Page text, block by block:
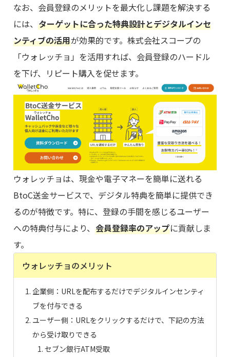
なお、会員登録のメリットを最大化し課題を解決する
には、ターゲットに合った特典設計とデジタルインセ
ンティブの活用が効果的です。株式会社スコープの
「ウォレッチョ」を活用すれば、会員登録のハードル
を下げ、リピート購入を促せます。
ウォレッチョは、現金や電子マネーを簡単に送れる
BtoC送金サービスで、デジタル特典を簡単に提供でき
るのが特徴です。特に、登録の手間を感じるユーザー
への特典付与により、会員登録率のアップに貢献しま
す。
ウォレッチョのメリット
企業側：URLを配布するだけでデジタルインセンティ
ブを付与できる
ユーザー側：URLをクリックするだけで、下記の方法
から受け取りできる
セブン銀行ATM受取